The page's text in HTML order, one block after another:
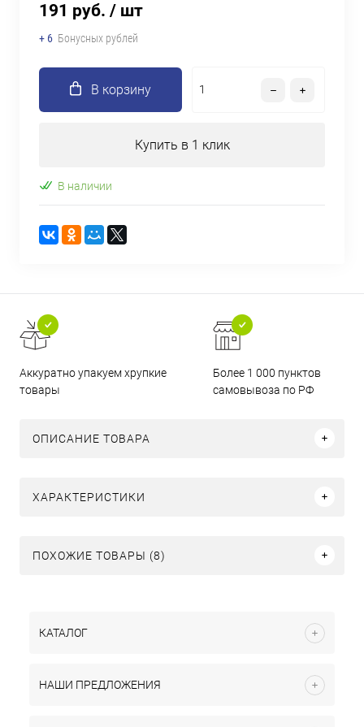
191 руб. / шт
+ 6 Бонусных рублей
В корзину
Купить в 1 клик
В наличии
Аккуратно упакуем хрупкие
товары
Более 1 000 пунктов
самовывоза по РФ
ОПИСАНИЕ ТОВАРА
ХАРАКТЕРИСТИКИ
ПОХОЖИЕ ТОВАРЫ (8)
КАТАЛОГ
НАШИ ПРЕДЛОЖЕНИЯ